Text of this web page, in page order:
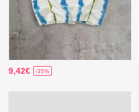
9,42€ -35%